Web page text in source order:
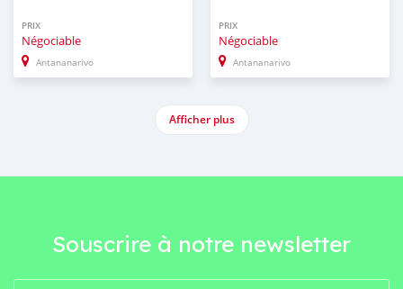
PRIX
Négociable
Antananarivo
PRIX
Négociable
Antananarivo
Afficher plus
Souscrire à notre newsletter